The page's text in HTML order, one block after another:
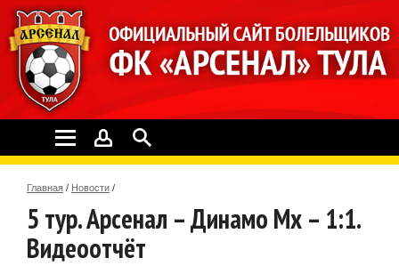
Главная / Новости /
5 тур. Арсенал – Динамо Мх – 1:1.
Видеоотчёт